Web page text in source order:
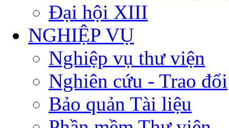
Đại hội XIII
NGHIỆP VỤ
Nghiệp vụ thư viện
Nghiên cứu - Trao đổi
Bảo quản Tài liệu